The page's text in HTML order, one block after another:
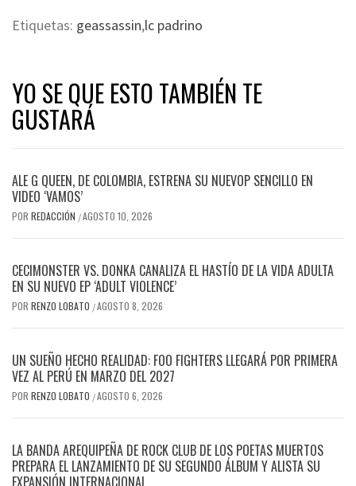
Etiquetas: geassassin,lc padrino
YO SE QUE ESTO TAMBIÉN TE
GUSTARÁ
ALE G QUEEN, DE COLOMBIA, ESTRENA SU NUEVOP SENCILLO EN
VIDEO ‘VAMOS’
POR REDACCIÓN /AGOSTO 10, 2026
CECIMONSTER VS. DONKA CANALIZA EL HASTÍO DE LA VIDA ADULTA
EN SU NUEVO EP ‘ADULT VIOLENCE’
POR RENZO LOBATO /AGOSTO 8, 2026
UN SUEÑO HECHO REALIDAD: FOO FIGHTERS LLEGARÁ POR PRIMERA
VEZ AL PERÚ EN MARZO DEL 2027
POR RENZO LOBATO /AGOSTO 6, 2026
LA BANDA AREQUIPEÑA DE ROCK CLUB DE LOS POETAS MUERTOS
PREPARA EL LANZAMIENTO DE SU SEGUNDO ÁLBUM Y ALISTA SU